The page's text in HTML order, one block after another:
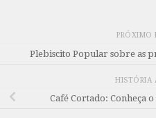
PRÓXIMO
Plebiscito Popular sobre as
HISTÓRIA
Café Cortado: Conheça